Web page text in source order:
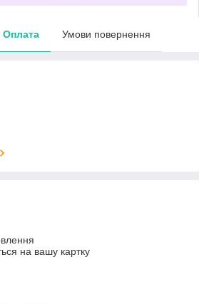
Оплата Умови повернення
на вашу картку